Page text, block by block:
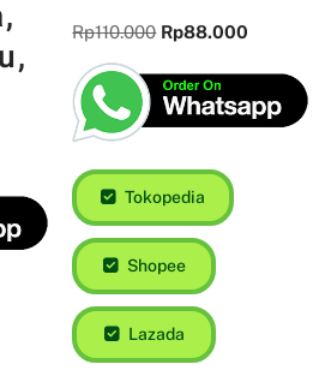
Rp110.000 Rp88.000
Tokopedia
Shopee
Lazada